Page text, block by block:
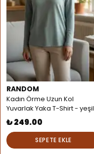
RANDOM
Kadın Örme Uzun Kol
Yuvarlak Yaka T-Shirt - yeşil
₺ 249.00
SEPETE EKLE